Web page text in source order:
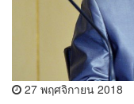
27 พฤศจิกายน 2018